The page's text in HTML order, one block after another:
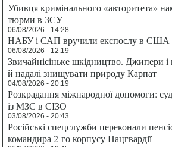
Убивця кримінального «авторитета»
тюрми в ЗСУ
06/08/2026 - 14:28
НАБУ і САП вручили експослу в США
06/08/2026 - 12:19
Звичайнісіньке шкідництво. Джипери і
й надалі знищувати природу Карпат
04/08/2026 - 20:19
Розкрадання міжнародної допомоги:
із МЗС в СІЗО
03/08/2026 - 20:43
Російські спецслужби переконали
командира 2-го корпусу Нацгвардії